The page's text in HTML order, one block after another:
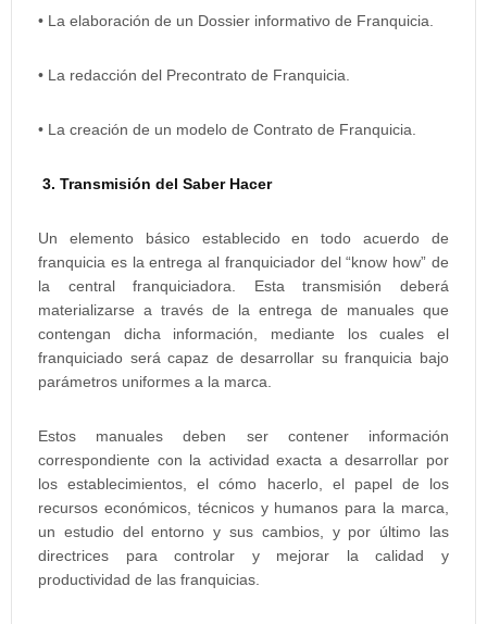
• La elaboración de un Dossier informativo de Franquicia.
• La redacción del Precontrato de Franquicia.
• La creación de un modelo de Contrato de Franquicia.
3. Transmisión del Saber Hacer
Un elemento básico establecido en todo acuerdo de
franquicia es la entrega al franquiciador del “know how” de
la central franquiciadora. Esta transmisión deberá
materializarse a través de la entrega de manuales que
contengan dicha información, mediante los cuales el
franquiciado será capaz de desarrollar su franquicia bajo
parámetros uniformes a la marca.
Estos manuales deben ser contener información
correspondiente con la actividad exacta a desarrollar por
los establecimientos, el cómo hacerlo, el papel de los
recursos económicos, técnicos y humanos para la marca,
un estudio del entorno y sus cambios, y por último las
directrices para controlar y mejorar la calidad y
productividad de las franquicias.